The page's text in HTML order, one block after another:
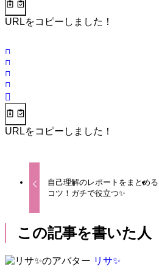
URLをコピーしました！
URLをコピーしました！
自己理解のレポートをまとめる
コツ！ガチで役立つ✨
この記事を書いた人
リサ✨